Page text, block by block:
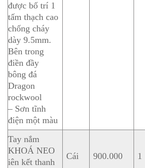
được bố trí 1
tấm thạch cao
chống cháy
dày 9.5mm.
Bên trong
điền đầy
bông đá
Dragon
rockwool
– Sơn tĩnh
điện một màu
Tay nắm
KHOÁ NEO
iên kết thanh
Cái 900.000 1